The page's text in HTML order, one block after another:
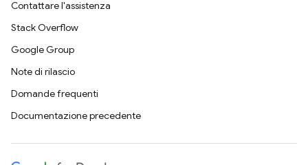
Contattare l'assistenza
Stack Overflow
Google Group
Note di rilascio
Domande frequenti
Documentazione precedente